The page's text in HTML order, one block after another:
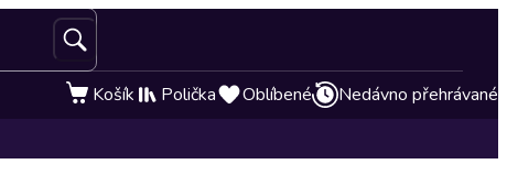
Košík Polička Oblíbené Nedávno přehrávané